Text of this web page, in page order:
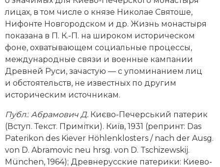
Религия и церковь
Россия
Северная Америка
Социально-экономическая история
Специальные исторические дисциплины
СССР
Южная Америка
лицах, в том числе о князе Николае Святоше,
Нифонте Новгородском и др. Жизнь монастыря
показана в П. К.-П. на широком историческом
фоне, охватывающем социальные процессы,
международные связи и военные кампании
Древней Руси, зачастую — с упоминанием лиц
и обстоятельств, не известных по другим
историческим источникам.
Публ.: Абрамович Д. Києво-Печерський патерик
(Вступ. Текст. Примітки). Киïв, 1931 (репринт: Das
Paterikon des Kiever Höhlenklosters / nach der Ausg.
von D. Abramovic neu hrsg. von D. Tschizewskij.
München, 1964); Древнерусские патерики: Киево-